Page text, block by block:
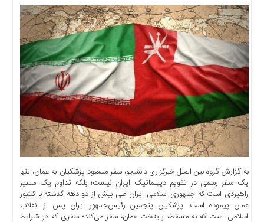
اخبار
بین
المللی
اخبار
اقتصادی
اخبار
جدید
اخبار
حوادث
اخبار
سیاسی
اخبار
فرهنگی
منوی
اصلی
به گزارش گروه بین المللخبرگزاری دانشجو، سفر مسعود پزشکیان به عمان، تنها
یک سفر رسمی در تقویم دیپلماتیک ایران نیست؛ بلکه تداوم یک مسیر
راهبردی است که جمهوری اسلامی ایران طی بیش از دو دهه گذشته با کشور
عمان پیموده است. پزشکیان پنجمین رئیس‌جمهور ایران پس از انقلاب
اسلامی است که به مسقط، پایتخت عمان، سفر می‌کند؛ سفری که در شرایط